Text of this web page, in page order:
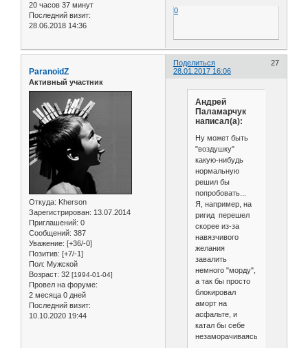
20 часов 37 минут
Последний визит:
28.06.2018 14:36
0
Поделиться
27
28.01.2017 16:06
ParanoidZ
Активный участник
Откуда: Kherson
Зарегистрирован: 13.07.2014
Приглашений: 0
Сообщений: 387
Уважение: [+36/-0]
Позитив: [+7/-1]
Пол: Мужской
Возраст: 32 [1994-01-04]
Провел на форуме:
2 месяца 0 дней
Последний визит:
10.10.2020 19:44
Андрей
Паламарчук
написал(а):
Ну может быть
"воздушку"
какую-нибудь
нормальную
решил бы
попробовать...
Я, например, на
ригид перешел
скорее из-за
навязчивого
желания
завалить
немного "морду",
а так бы просто
блокировал
аморт на
асфальте, и
катал бы себе
незаморачиваясь.